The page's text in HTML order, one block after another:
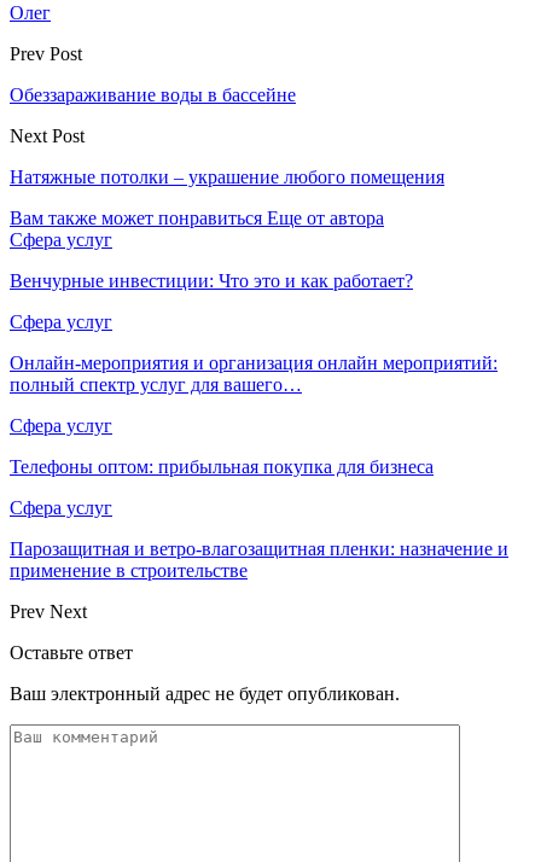
Олег
Prev Post
Обеззараживание воды в бассейне
Next Post
Натяжные потолки – украшение любого помещения
Вам также может понравиться Еще от автора
Сфера услуг
Венчурные инвестиции: Что это и как работает?
Сфера услуг
Онлайн-мероприятия и организация онлайн мероприятий:
полный спектр услуг для вашего…
Сфера услуг
Телефоны оптом: прибыльная покупка для бизнеса
Сфера услуг
Парозащитная и ветро-влагозащитная пленки: назначение и
применение в строительстве
Prev Next
Оставьте ответ
Ваш электронный адрес не будет опубликован.